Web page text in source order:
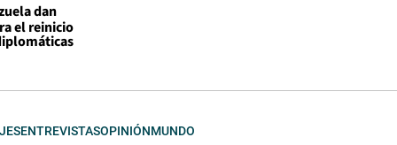
dan
el reinicio
ENTREVISTASOPINIÓNMUNDO